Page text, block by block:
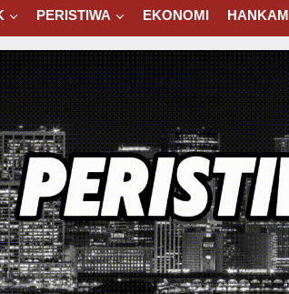
PERISTIWA EKONOMI HANKAM